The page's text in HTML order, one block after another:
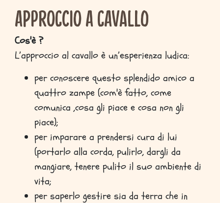
Approccio a cavallo
Cos'è ?
L’approccio al cavallo è un’esperienza ludica:
per conoscere questo splendido amico a
quattro zampe (com'è fatto, come
comunica ,cosa gli piace e cosa non gli
piace);
per imparare a prendersi cura di lui
(portarlo alla corda, pulirlo, dargli da
mangiare, tenere pulito il suo ambiente di
vita;
per saperlo gestire sia da terra che in